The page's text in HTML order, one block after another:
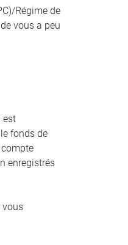
Régime de
vous a peu
est
fonds de
enregistrés
vous